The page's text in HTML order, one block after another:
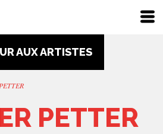
AUX ARTISTES
PETTER